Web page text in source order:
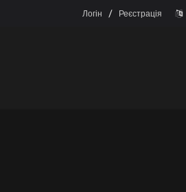
Логін / Реєстрація